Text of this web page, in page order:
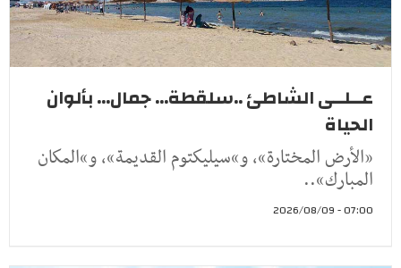
عــلــى الشاطئ ..سلقطة... جمال... بألوان
الحياة
«الأرض المختارة»، و»سيليكتوم القديمة»، و»المكان
المبارك»..
07:00 - 2026/08/09